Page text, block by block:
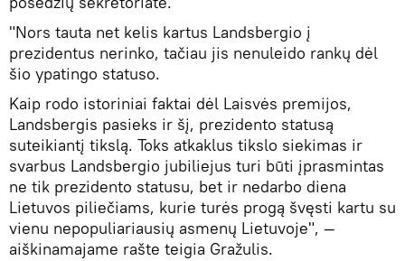
"Nors tauta net kelis kartus Landsbergio į
prezidentus nerinko, tačiau jis nenuleido rankų dėl
šio ypatingo statuso.
Kaip rodo istoriniai faktai dėl Laisvės premijos,
Landsbergis pasieks ir šį, prezidento statusą
suteikiantį tikslą. Toks atkaklus tikslo siekimas ir
svarbus Landsbergio jubiliejus turi būti įprasmintas
ne tik prezidento statusu, bet ir nedarbo diena
Lietuvos piliečiams, kurie turės progą švęsti kartu su
vienu nepopuliariausių asmenų Lietuvoje", —
aiškinamajame rašte teigia Gražulis.